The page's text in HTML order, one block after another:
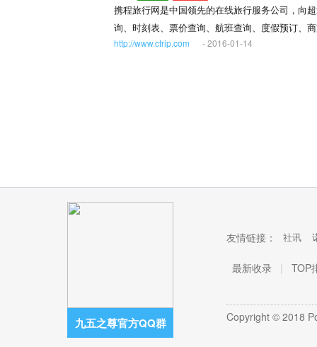
携程旅行网是中国领先的在线旅行服务公司，向
询、时刻表、票价查询、航班查询、度假预订、
http://www.ctrip.com - 2016-01-14
九五之尊官方QQ群
友情链接： 社讯
最新收录 | TOP
Copyright © 2018